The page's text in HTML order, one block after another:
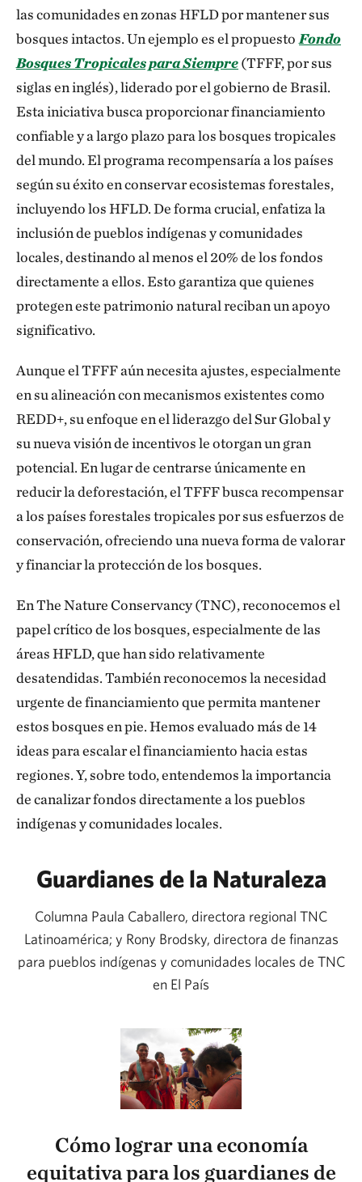
las comunidades en zonas HFLD por mantener sus
bosques intactos. Un ejemplo es el propuesto Fondo
Bosques Tropicales para Siempre(TFFF, por sus
siglas en inglés), liderado por el gobierno de Brasil.
Esta iniciativa busca proporcionar financiamiento
confiable y a largo plazo para los bosques tropicales
del mundo. El programa recompensaría a los países
según su éxito en conservar ecosistemas forestales,
incluyendo los HFLD. De forma crucial, enfatiza la
inclusión de pueblos indígenas y comunidades
locales, destinando al menos el 20% de los fondos
directamente a ellos. Esto garantiza que quienes
protegen este patrimonio natural reciban un apoyo
significativo.
Aunque el TFFF aún necesita ajustes, especialmente
en su alineación con mecanismos existentes como
REDD+, su enfoque en el liderazgo del Sur Global y
su nueva visión de incentivos le otorgan un gran
potencial. En lugar de centrarse únicamente en
reducir la deforestación, el TFFF busca recompensar
a los países forestales tropicales por sus esfuerzos de
conservación, ofreciendo una nueva forma de valorar
y financiar la protección de los bosques.
En The Nature Conservancy (TNC), reconocemos el
papel crítico de los bosques, especialmente de las
áreas HFLD, que han sido relativamente
desatendidas. También reconocemos la necesidad
urgente de financiamiento que permita mantener
estos bosques en pie. Hemos evaluado más de 14
ideas para escalar el financiamiento hacia estas
regiones. Y, sobre todo, entendemos la importancia
de canalizar fondos directamente a los pueblos
indígenas y comunidades locales.
Guardianes de la Naturaleza
Columna Paula Caballero, directora regional TNC
Latinoamérica; y Rony Brodsky, directora de finanzas
para pueblos indígenas y comunidades locales de TNC
en El País
Cómo lograr una economía
equitativa para los guardianes de